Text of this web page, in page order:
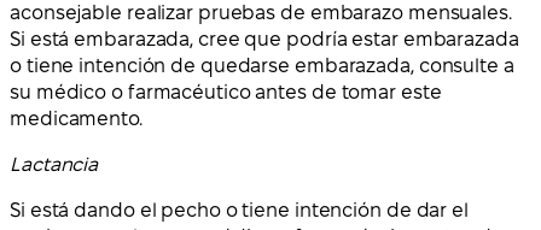
aconsejable realizar pruebas de embarazo mensuales.
Si está embarazada, cree que podría estar embarazada
o tiene intención de quedarse embarazada, consulte a
su médico o farmacéutico antes de tomar este
medicamento.
Lactancia
Si está dando el pecho o tiene intención de dar el